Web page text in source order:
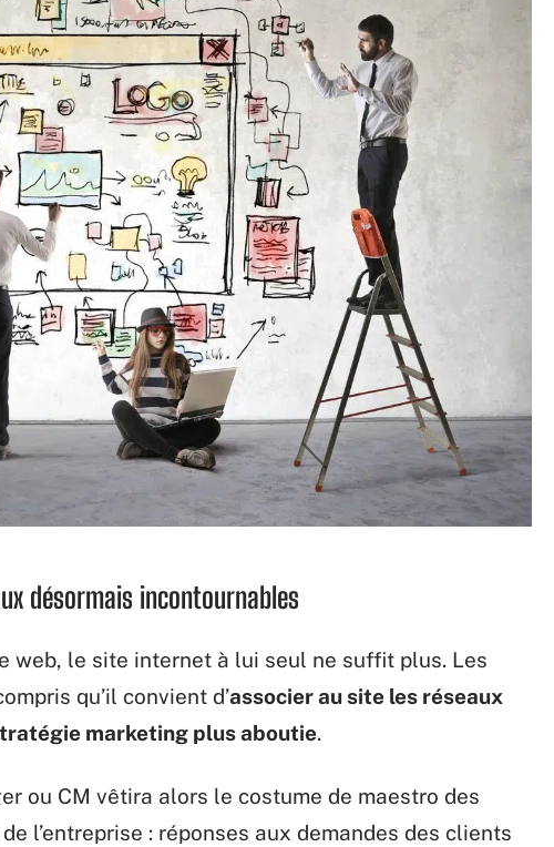
désormais incontournables
web, le site internet à lui seul ne suffit plus. Les
qu’il convient d’associer au site les réseaux
marketing plus aboutie.
ou CM vêtira alors le costume de maestro des
l’entreprise : réponses aux demandes des clients